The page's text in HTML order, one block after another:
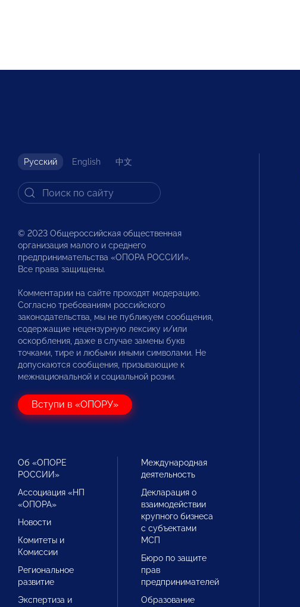
Русский English 中文
© 2023 Общероссийская общественная
организация малого и среднего
предпринимательства «ОПОРА РОССИИ».
Все права защищены.
Комментарии на сайте проходят модерацию.
Согласно требованиям российского
законодательства, мы не публикуем сообщения,
содержащие нецензурную лексику и/или
оскорбления, даже в случае замены букв
точками, тире и любыми иными символами. Не
допускаются сообщения, призывающие к
межнациональной и социальной розни.
Вступи в «ОПОРУ»
Об «ОПОРЕ
РОССИИ»
Ассоциация «НП
«ОПОРА»
Новости
Комитеты и
Комиссии
Региональное
развитие
Экспертиза и
Международная
деятельность
Декларация о
взаимодействии
крупного бизнеса
с субъектами
МСП
Бюро по защите
прав
предпринимателей
Образование